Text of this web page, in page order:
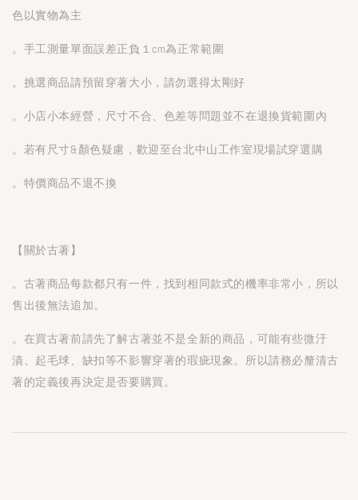
色以實物為主
。手工測量單面誤差正負１cm為正常範圍
。挑選商品請預留穿著大小，請勿選得太剛好
。小店小本經營，尺寸不合、色差等問題並不在退換貨範圍內
。若有尺寸&顏色疑慮，歡迎至台北中山工作室現場試穿選購
。特價商品不退不換
【關於古著】
。古著商品每款都只有一件，找到相同款式的機率非常小，所以
售出後無法追加。
。在買古著前請先了解古著並不是全新的商品，可能有些微汙
漬、起毛球、缺扣等不影響穿著的瑕疵現象。所以請務必釐清古
著的定義後再決定是否要購買。